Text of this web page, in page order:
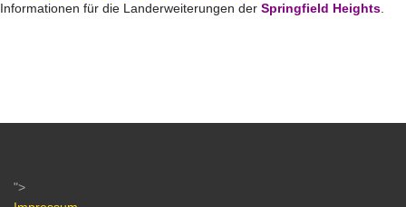
Informationen für die Landerweiterungen der Springfield Heights
">